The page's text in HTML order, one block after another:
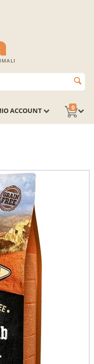
0
ACCOUNT